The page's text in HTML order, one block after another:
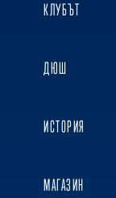
КЛУБЪТ
ДЮШ
ИСТОРИЯ
МАГАЗИН